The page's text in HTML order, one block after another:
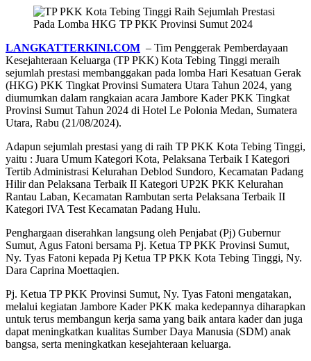
LANGKATTERKINI.COM – Tim Penggerak Pemberdayaan
Kesejahteraan Keluarga (TP PKK) Kota Tebing Tinggi meraih
sejumlah prestasi membanggakan pada lomba Hari Kesatuan Gerak
(HKG) PKK Tingkat Provinsi Sumatera Utara Tahun 2024, yang
diumumkan dalam rangkaian acara Jambore Kader PKK Tingkat
Provinsi Sumut Tahun 2024 di Hotel Le Polonia Medan, Sumatera
Utara, Rabu (21/08/2024).
Adapun sejumlah prestasi yang di raih TP PKK Kota Tebing Tinggi,
yaitu : Juara Umum Kategori Kota, Pelaksana Terbaik I Kategori
Tertib Administrasi Kelurahan Deblod Sundoro, Kecamatan Padang
Hilir dan Pelaksana Terbaik II Kategori UP2K PKK Kelurahan
Rantau Laban, Kecamatan Rambutan serta Pelaksana Terbaik II
Kategori IVA Test Kecamatan Padang Hulu.
Penghargaan diserahkan langsung oleh Penjabat (Pj) Gubernur
Sumut, Agus Fatoni bersama Pj. Ketua TP PKK Provinsi Sumut,
Ny. Tyas Fatoni kepada Pj Ketua TP PKK Kota Tebing Tinggi, Ny.
Dara Caprina Moettaqien.
Pj. Ketua TP PKK Provinsi Sumut, Ny. Tyas Fatoni mengatakan,
melalui kegiatan Jambore Kader PKK maka kedepannya diharapkan
untuk terus membangun kerja sama yang baik antara kader dan juga
dapat meningkatkan kualitas Sumber Daya Manusia (SDM) anak
bangsa, serta meningkatkan kesejahteraan keluarga.